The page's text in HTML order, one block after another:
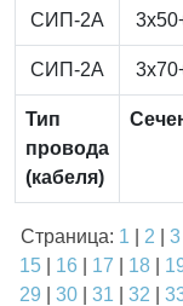
СИП-2А
СИП-2А
Тип
провода
(кабеля)
Страница: 1 2 3|
15
16 17 18
29
30 31 32